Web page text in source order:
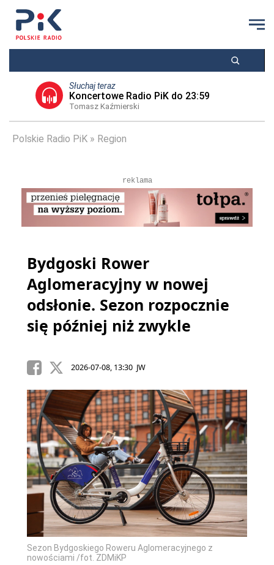
Słuchaj teraz
Koncertowe Radio PiK do 23:59
Tomasz Kaźmierski
Polskie Radio PiK Region
reklama
Bydgoski Rower
Aglomeracyjny w nowej
odsłonie. Sezon rozpocznie
się później niż zwykle
2026-07-08, 13:30 JW
Sezon Bydgoskiego Roweru Aglomeracyjnego z
nowościami /fot. ZDMiKP